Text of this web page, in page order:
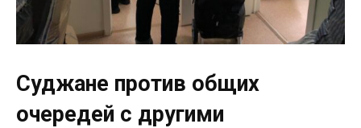
Суджане против общих
очередей с другими